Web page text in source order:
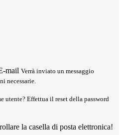
mail Verrà inviato un messaggio
necessarie.
utente? Effettua il reset della password
la casella di posta elettronica!